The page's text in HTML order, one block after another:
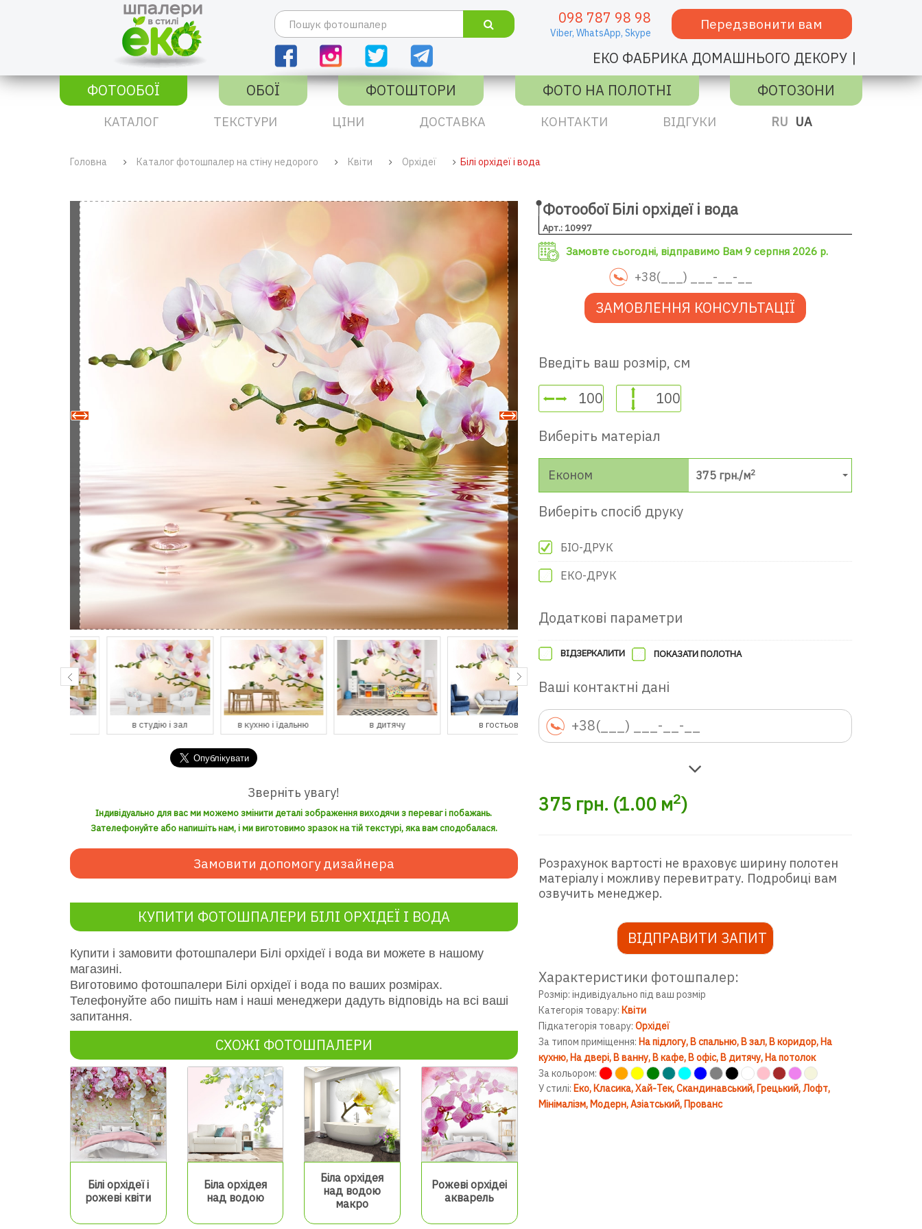
098 787 98 98
Viber, WhatsApp, Skype
Передзвонити вам
ЕКО ФАБРИКА ДОМАШНЬОГО ДЕКОРУ |
ФОТООБОЇ
ОБОЇ ФОТОШТОРИ ФОТО НА ПОЛОТНІ ФОТОЗОНИ
КАТАЛОГ ТЕКСТУРИ ЦІНИ ДОСТАВКА КОНТАКТИ ВІДГУКИ RU UA
Головна Каталог фотошпалер на стіну недорого Квіти Орхідеї Білі орхідеї і вода
в студію і зал в кухню і їдальню в гостьову в передпокій в ігрову кімнату
Зверніть увагу!
Індивідуально для вас ми можемо змінити деталі зображення виходячи з переваг і побажань.
Зателефонуйте або напишіть нам, і ми виготовимо зразок на тій текстурі, яка вам сподобалася.
Замовити допомогу дизайнера
КУПИТИ ФОТОШПАЛЕРИ БІЛІ ОРХІДЕЇ І ВОДА
Купити і замовити фотошпалери Білі орхідеї і вода ви можете в нашому
магазині.
Виготовимо фотошпалери Білі орхідеї і вода по ваших розмірах.
Телефонуйте або пишіть нам і наші менеджери дадуть відповідь на всі ваші
запитання.
СХОЖІ ФОТОШПАЛЕРИ
Білі орхідеї і
рожеві квіти
Біла орхідея
над водою
Біла орхідея
над водою
макро
Рожеві орхідеі
акварель
Фотообої Білі орхідеї і вода
Арт.: 10997
Замовте сьогодні, відправимо Вам 9 серпня 2026 р.
ЗАМОВЛЕННЯ КОНСУЛЬТАЦІЇ
Введіть ваш розмір, см
Виберіть матеріал
Економ 375 грн./м2
Виберіть спосіб друку
БІО-ДРУК
ЕКО-ДРУК
Додаткові параметри
ВІДЗЕРКАЛИТИ ПОКАЗАТИ ПОЛОТНА
Ваші контактні дані
375 грн. (1.00м2)
Розрахунок вартості не враховує ширину полотен
матеріалу і можливу перевитрату. Подробиці вам
озвучить менеджер.
ВІДПРАВИТИ ЗАПИТ
Характеристики фотошпалер:
Розмір: індивідуально під ваш розмір
Категорія товару: Квіти
Підкатегорія товару: Орхідеї
За типом приміщення: На підлогу В спальню В зал В коридор На
кухню На двері В ванну В кафе В офіс В дитячу На потолок
За кольором:
У стилі: Еко Класика Хай-Тек Скандинавський Грецький Лофт
Мінімалізм Модерн Азіатський Прованс